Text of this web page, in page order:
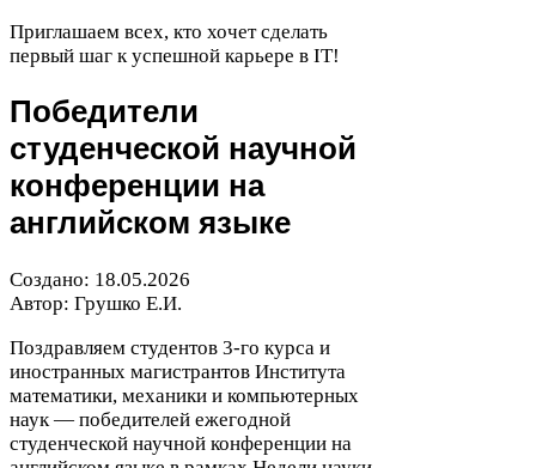
Приглашаем всех, кто хочет сделать
первый шаг к успешной карьере в IT!
Победители
студенческой научной
конференции на
английском языке
Создано: 18.05.2026
Автор: Грушко Е.И.
Поздравляем студентов 3-​го курса и
иностранных магистрантов Института
математики, механики и компьютерных
наук — победителей ежегодной
студенческой научной конференции на